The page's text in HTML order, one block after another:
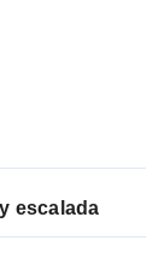
escalada